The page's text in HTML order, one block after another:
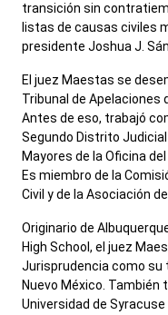
transición sin
listas de causas civiles
presidente Joshua J.
El juez Maestas se
Tribunal de Apelaciones
Antes de eso, trabajó
Segundo Distrito
Mayores de la Oficina
Es miembro de la
Civil y de la Asociación
Originario de
High School, el juez
Jurisprudencia como su
Nuevo México. También
Universidad de